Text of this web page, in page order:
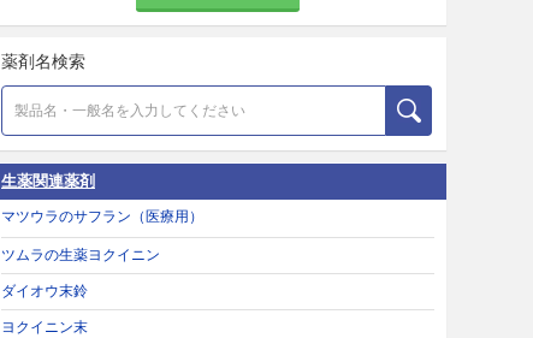
薬剤名検索
生薬関連薬剤
マツウラのサフラン（医療用）
ツムラの生薬ヨクイニン
ダイオウ末鈴
ヨクイニン末